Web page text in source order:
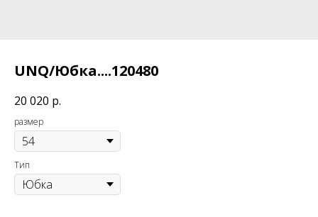
UNQ/Юбка....120480
20 020 р.
размер
Тип